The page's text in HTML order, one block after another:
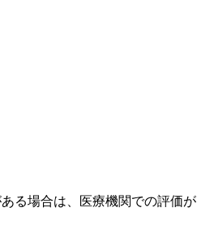
る場合は、医療機関での評価が